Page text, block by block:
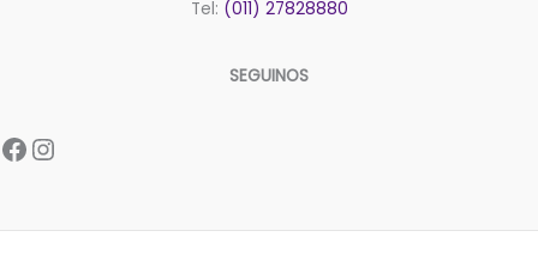
Tel: (011) 27828880
SEGUINOS
Facebook
Instagram